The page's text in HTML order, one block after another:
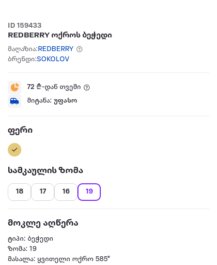
ID 159433
REDBERRY ოქროს ბეჭედი
მაღაზია: REDBERRY
ბრენდი:SOKOLOV
72 ₾-დან თვეში
მიტანა: უფასო
ფერი
სამკაულის ზომა
18 17 16 19
მოკლე აღწერა
ტიპი: ბეჭედი
ზომა: 19
მასალა: ყვითელი ოქრო 585°